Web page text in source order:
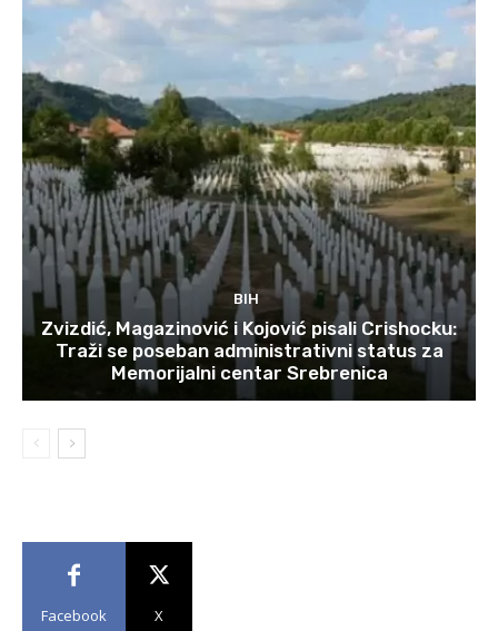
BIH
Zvizdić, Magazinović i Kojović pisali Crishocku:
Traži se poseban administrativni status za
Memorijalni centar Srebrenica
Facebook X